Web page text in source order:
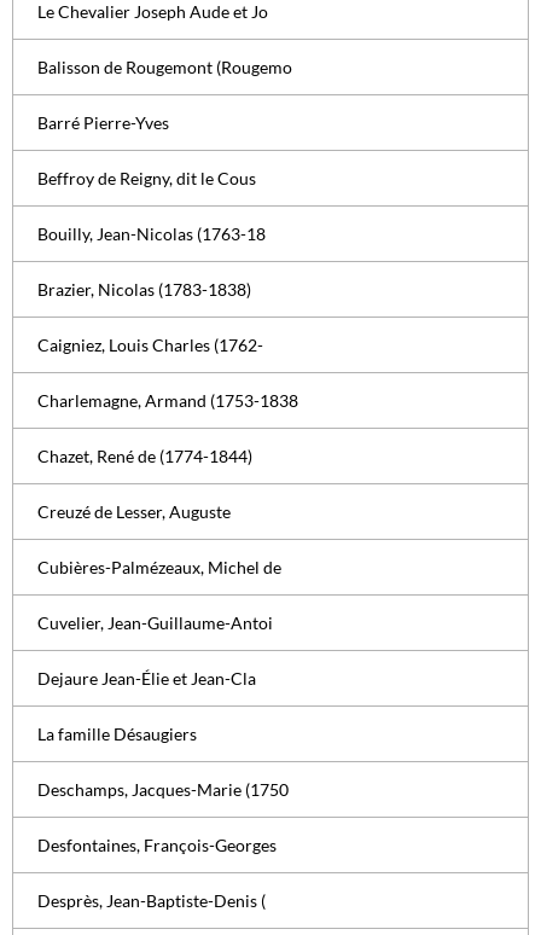
Le Chevalier Joseph Aude et Jo
Balisson de Rougemont (Rougemo
Barré Pierre-Yves
Beffroy de Reigny, dit le Cous
Bouilly, Jean-Nicolas (1763-18
Brazier, Nicolas (1783-1838)
Caigniez, Louis Charles (1762-
Charlemagne, Armand (1753-1838
Chazet, René de (1774-1844)
Creuzé de Lesser, Auguste
Cubières-Palmézeaux, Michel de
Cuvelier, Jean-Guillaume-Antoi
Dejaure Jean-Élie et Jean-Cla
La famille Désaugiers
Deschamps, Jacques-Marie (1750
Desfontaines, François-Georges
Desprès, Jean-Baptiste-Denis (